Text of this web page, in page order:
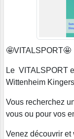
🤩VITALSPORT🤩
Le VITALSPORT
Wittenheim
Vous recherchez
vous ou pour vos
Venez découvrir et